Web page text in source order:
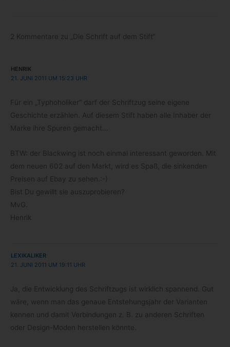
2 Kommentare zu „Die Schrift auf dem Stift“
HENRIK
21. JUNI 2011 UM 15:23 UHR
Für ein „Typho­ho­li­ker“ darf der Schrift­zug seine eigene
Geschichte erzäh­len. Auf die­sem Stift haben alle Inha­ber der
Marke ihre Spu­ren gemacht…
BTW: der Black­wing ist noch ein­mal inter­es­sant gewor­den. Mit
dem neuen 602 auf den Markt, wird es Spaß, die sin­ken­den
Prei­sen auf Ebay zu sehen.:-)
Bist Du gewillt sie auszuprobieren?
MvG.
Henrik
LEXIKALIKER
21. JUNI 2011 UM 19:11 UHR
Ja, die Ent­wick­lung des Schrift­zugs ist wirk­lich span­nend. Gut
wäre, wenn man das genaue Ent­ste­hungs­jahr der Vari­an­ten
ken­nen und damit Ver­bin­dun­gen z. B. zu ande­ren Schrif­ten
oder Design-​Moden her­stel­len könnte.